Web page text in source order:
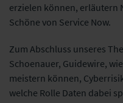
erzielen können, erläutern
Schöne von Service Now.
Zum Abschluss unseres
Schoenauer, Guidewire,
meistern können,
welche Rolle Daten dabei